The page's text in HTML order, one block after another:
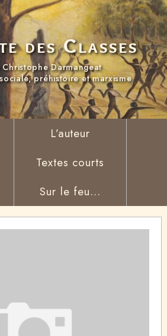
des Classes
Darmangeat
préhistoire et marxisme
L’auteur
Textes courts
Sur le feu...